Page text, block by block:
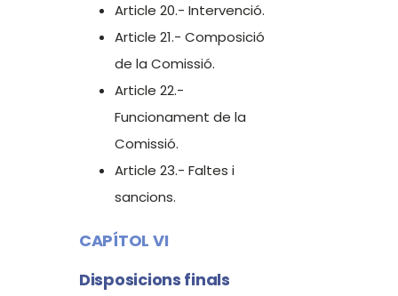
Article 20.- Intervenció.
Article 21.- Composició
de la Comissió.
Article 22.-
Funcionament de la
Comissió.
Article 23.- Faltes i
sancions.
CAPÍTOL VI
Disposicions finals